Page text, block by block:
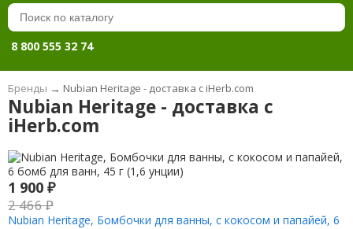
8 800 555 32 74
Бренды → Nubian Heritage - доставка с iHerb.com
Nubian Heritage - доставка с
iHerb.com
1 900 ₽
2 466₽
Nubian Heritage, Бомбочки для ванны, с кокосом и папайей, 6